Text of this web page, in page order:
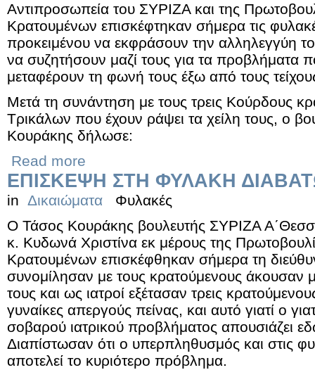
Αντιπροσωπεία του ΣΥΡΙΖΑ και της
Κρατουμένων επισκέφτηκαν σήμερα τις
προκειμένου να εκφράσουν την αλληλεγγύη
να συζητήσουν μαζί τους για τα προβλήματα
μεταφέρουν τη φωνή τους έξω από τους
Μετά τη συνάντηση με τους τρεις Κούρδους
Τρικάλων που έχουν ράψει τα χείλη τους, ο
Κουράκης δήλωσε:
Read more
ΕΠΙΣΚΕΨΗ ΣΤΗ ΦΥΛΑΚΗ
in Δικαιώματα
Φυλακές
Ο Τάσος Κουράκης βουλευτής ΣΥΡΙΖΑ
κ. Κυδωνά Χριστίνα εκ μέρους της
Κρατουμένων επισκέφθηκαν σήμερα τη
συνομίλησαν με τους κρατούμενους
τους και ως ιατροί εξέτασαν τρεις
γυναίκες απεργούς πείνας, και αυτό γιατί ο
σοβαρού ιατρικού προβλήματος απουσιάζει
Διαπίστωσαν ότι ο υπερπληθυσμός και στις
αποτελεί το κυριότερο πρόβλημα.